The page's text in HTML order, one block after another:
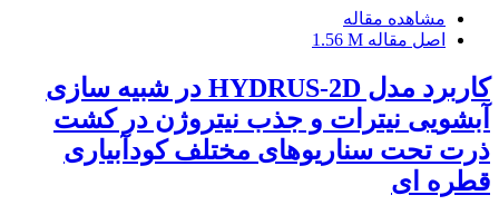
مشاهده مقاله
اصل مقاله 1.56 M
کاربرد مدل HYDRUS-2D در شبیه سازی
آبشویی نیترات و جذب نیتروژن در کشت
ذرت تحت سناریوهای مختلف کودآبیاری
قطره ای